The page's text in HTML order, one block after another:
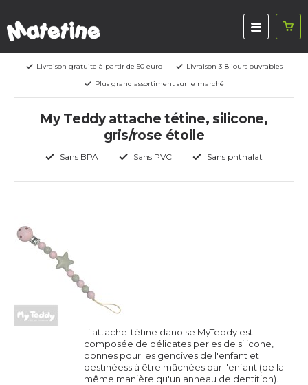
Livraison gratuite à partir de 50 euro
Livraison 3-8 jours ouvrables
Plus grand assortiment sur le marché
My Teddy attache tétine, silicone,
gris/rose étoile
Sans BPA Sans PVC Sans phthalat
L’ attache-tétine danoise MyTeddy est
composée de délicates perles de silicone,
bonnes pour les gencives de l'enfant et
destinéess à être mâchées par l'enfant (de la
même manière qu'un anneau de dentition).